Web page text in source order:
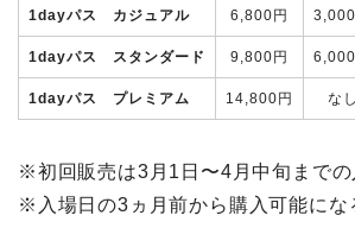
1dayパス カジュアル 6,800円
1dayパス スタンダード 9,800円
1dayパス プレミアム 14,800円 なし
※初回販売は3月1日〜4月中旬までの
※入場日の3ヵ月前から購入可能にな